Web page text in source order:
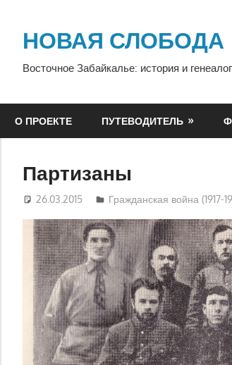
содержимому
НОВАЯ СЛОБОДА
Восточное Забайкалье: история и
О ПРОЕКТЕ ПУТЕВОДИТЕЛЬ
Партизаны
26.03.2015 Юра
Гражданская война (1917-